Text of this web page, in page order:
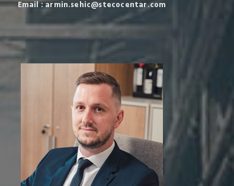
Email : armin.sehic@stecocentar.com